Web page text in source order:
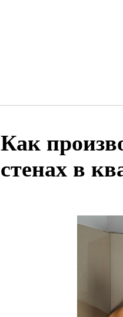
Как
стенах в